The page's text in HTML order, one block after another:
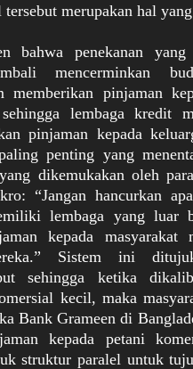
tersebut merupakan hal
bahwa penekanan
mencerminkan
memberikan pinjaman
lembaga kredit
pinjaman kepada
penting yang
dikemukakan oleh
“Jangan hancurkan
lembaga yang luar
kepada masyarakat
Sistem ini
sehingga ketika
kecil, maka
Bank Grameen di
kepada petani
struktur paralel untuk